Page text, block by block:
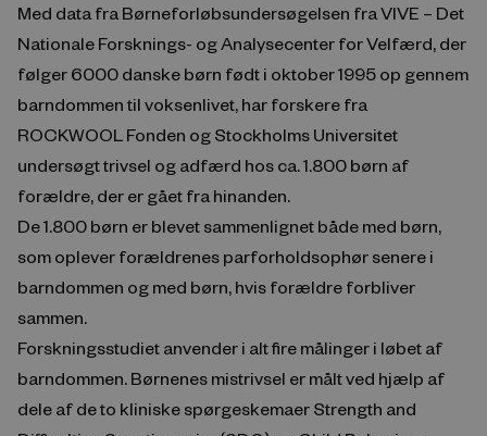
Med data fra Børneforløbsundersøgelsen fra VIVE – Det
Nationale Forsknings- og Analysecenter for Velfærd, der
følger 6000 danske børn født i oktober 1995 op gennem
barndommen til voksenlivet, har forskere fra
ROCKWOOL Fonden og Stockholms Universitet
undersøgt trivsel og adfærd hos ca. 1.800 børn af
forældre, der er gået fra hinanden.
De 1.800 børn er blevet sammenlignet både med børn,
som oplever forældrenes parforholdsophør senere i
barndommen og med børn, hvis forældre forbliver
sammen.
Forskningsstudiet anvender i alt fire målinger i løbet af
barndommen. Børnenes mistrivsel er målt ved hjælp af
dele af de to kliniske spørgeskemaer Strength and